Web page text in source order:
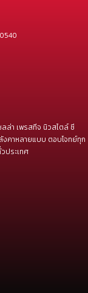
ล่า เพรสทีจ นิวสไตล์ ซี
คาหลายแบบ ตอบโจทย์ทุก
ประเทศ